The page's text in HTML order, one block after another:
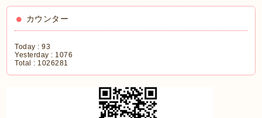
カウンター
Today :93
Yesterday : 1076
Total : 1026281